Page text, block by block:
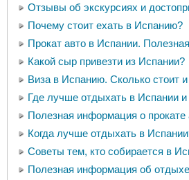
Отзывы об экскурсиях и
Почему стоит ехать в Испанию?
Прокат авто в Испании.
Какой сыр привезти из Испании?
Виза в Испанию. Сколько стоит и
Где лучше отдыхать в Испании
Полезная информация о прокате
Когда лучше отдыхать в
Советы тем, кто собирается в
Полезная информация об